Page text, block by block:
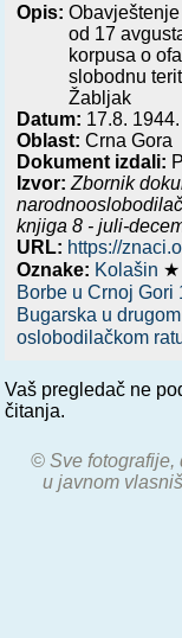
Opis:
od 17
korpusa o
slobodnu
Žabljak
Datum: 17.8. 1944.
Oblast: Crna Gora
Dokument izdali:
Izvor: Zbornik
knjiga 8 - juli-
URL: https://
Oznake: Kolašin
Borbe u Crnoj Gori
Bugarska u
oslobodilačkom
Vaš pregledač ne
čitanja.
© Sve fotografije,
u javnom